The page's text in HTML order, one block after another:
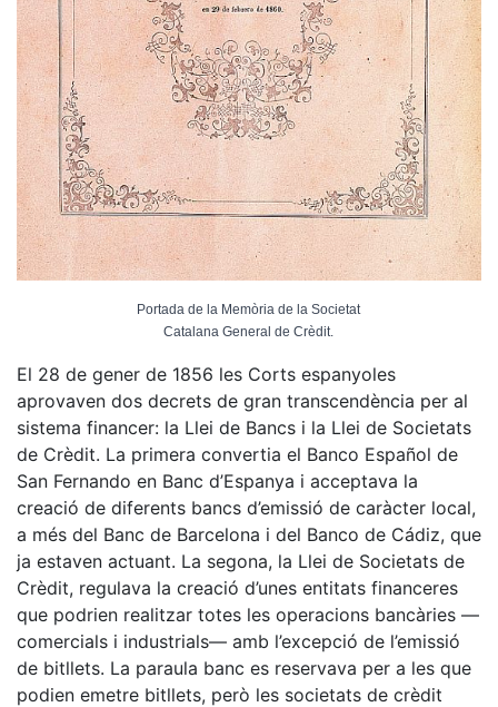
Portada de la Memòria de la Societat
Catalana General de Crèdit.
El 28 de gener de 1856 les Corts espanyoles
aprovaven dos decrets de gran transcendència per al
sistema financer: la Llei de Bancs i la Llei de Societats
de Crèdit. La primera convertia el Banco Español de
San Fernando en Banc d’Espanya i acceptava la
creació de diferents bancs d’emissió de caràcter local,
a més del Banc de Barcelona i del Banco de Cádiz, que
ja estaven actuant. La segona, la Llei de Societats de
Crèdit, regulava la creació d’unes entitats financeres
que podrien realitzar totes les operacions bancàries —
comercials i industrials— amb l’excepció de l’emissió
de bitllets. La paraula banc es reservava per a les que
podien emetre bitllets, però les societats de crèdit